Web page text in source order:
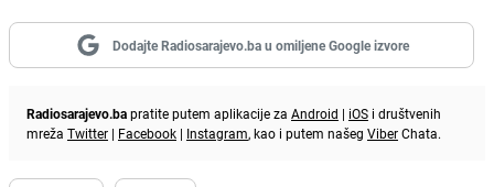
Dodajte Radiosarajevo.ba u omiljene Google izvore
Radiosarajevo.bapratite putem aplikacije za Android | iOS i društvenih
mreža Twitter | Facebook | Instagram, kao i putem našeg ViberChata.